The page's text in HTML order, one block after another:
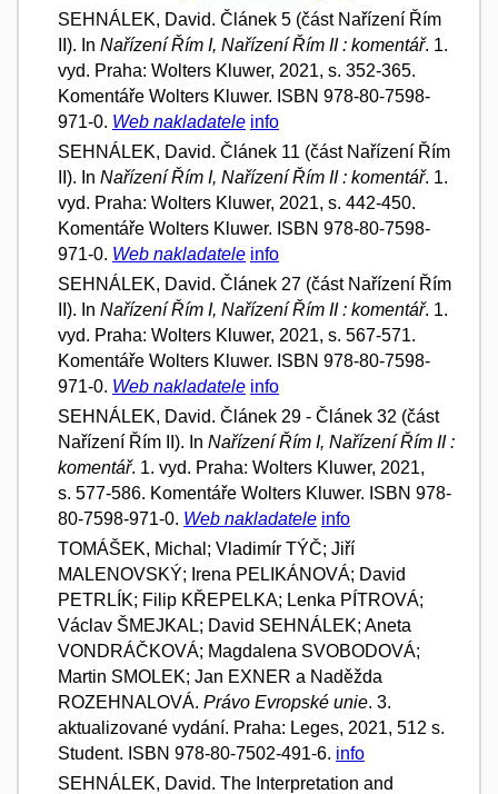
SEHNÁLEK, David. Článek 5 (část Nařízení Řím
II). In Nařízení Řím I, Nařízení Řím II : komentář. 1.
vyd. Praha: Wolters Kluwer, 2021, s. 352-365.
Komentáře Wolters Kluwer. ISBN 978-80-7598-
971-0. Web nakladatele info
SEHNÁLEK, David. Článek 11 (část Nařízení Řím
II). In Nařízení Řím I, Nařízení Řím II : komentář. 1.
vyd. Praha: Wolters Kluwer, 2021, s. 442-450.
Komentáře Wolters Kluwer. ISBN 978-80-7598-
971-0. Web nakladatele info
SEHNÁLEK, David. Článek 27 (část Nařízení Řím
II). In Nařízení Řím I, Nařízení Řím II : komentář. 1.
vyd. Praha: Wolters Kluwer, 2021, s. 567-571.
Komentáře Wolters Kluwer. ISBN 978-80-7598-
971-0. Web nakladatele info
SEHNÁLEK, David. Článek 29 - Článek 32 (část
Nařízení Řím II). In Nařízení Řím I, Nařízení Řím II :
komentář. 1. vyd. Praha: Wolters Kluwer, 2021,
s. 577-586. Komentáře Wolters Kluwer. ISBN 978-
80-7598-971-0. Web nakladatele info
TOMÁŠEK, Michal; Vladimír TÝČ; Jiří
MALENOVSKÝ; Irena PELIKÁNOVÁ; David
PETRLÍK; Filip KŘEPELKA; Lenka PÍTROVÁ;
Václav ŠMEJKAL; David SEHNÁLEK; Aneta
VONDRÁČKOVÁ; Magdalena SVOBODOVÁ;
Martin SMOLEK; Jan EXNER a Naděžda
ROZEHNALOVÁ. Právo Evropské unie. 3.
aktualizované vydání. Praha: Leges, 2021, 512 s.
Student. ISBN 978-80-7502-491-6. info
SEHNÁLEK, David. The Interpretation and